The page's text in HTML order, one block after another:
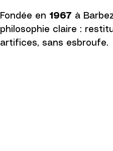
Fondée en 1967 à
philosophie claire :
artifices, sans esbroufe.